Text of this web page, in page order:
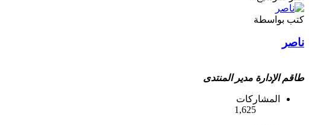
كتب بواسطة
ناصر
طاقم الإدارة مدير المنتدى
المشاركات
1,625